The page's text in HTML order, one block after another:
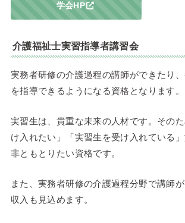
学会HP
介護福祉士実習指導者講習会
実務者研修の介護過程の講師ができたり
を指導できるようになる資格となります。
実習生は、貴重な未来の人材です。その
け入れたい」「実習生を受け入れている
非ともとりたい資格です。
また、実務者研修の介護過程分野で講師
収入も見込めます。